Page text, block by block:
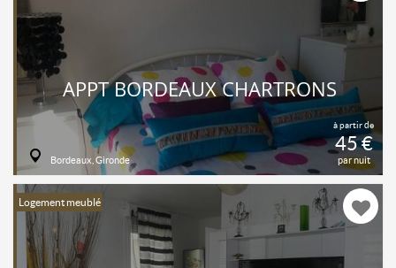
à partir de
45 €
par nuit
APPT BORDEAUX CHARTRONS
Bordeaux, Gironde
Logement meublé